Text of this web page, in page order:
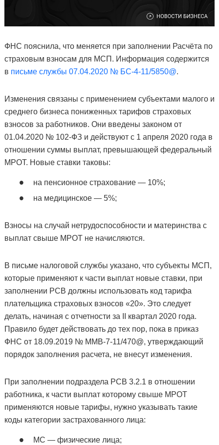
ФНС пояснила, что меняется при заполнении Расчёта по
страховым взносам для МСП. Информация содержится
в письме службы 07.04.2020 № БС-4-11/5850@.
Изменения связаны с применением субъектами малого и
среднего бизнеса пониженных тарифов страховых
взносов за работников. Они введены законом от
01.04.2020 № 102-ФЗ и действуют с 1 апреля 2020 года в
отношении суммы выплат, превышающей федеральный
МРОТ. Новые ставки таковы:
на пенсионное страхование — 10%;
на медицинское — 5%;
Взносы на случай нетрудоспособности и материнства с
выплат свыше МРОТ не начисляются.
В письме налоговой службы указано, что субъекты МСП,
которые применяют к части выплат новые ставки, при
заполнении РСВ должны использовать код тарифа
плательщика страховых взносов «20». Это следует
делать, начиная с отчетности за II квартал 2020 года.
Правило будет действовать до тех пор, пока в приказ
ФНС от 18.09.2019 № ММВ-7-11/470@, утверждающий
порядок заполнения расчета, не внесут изменения.
При заполнении подраздела РСВ 3.2.1 в отношении
работника, к части выплат которому свыше МРОТ
применяются новые тарифы, нужно указывать такие
коды категории застрахованного лица:
МС — физические лица;